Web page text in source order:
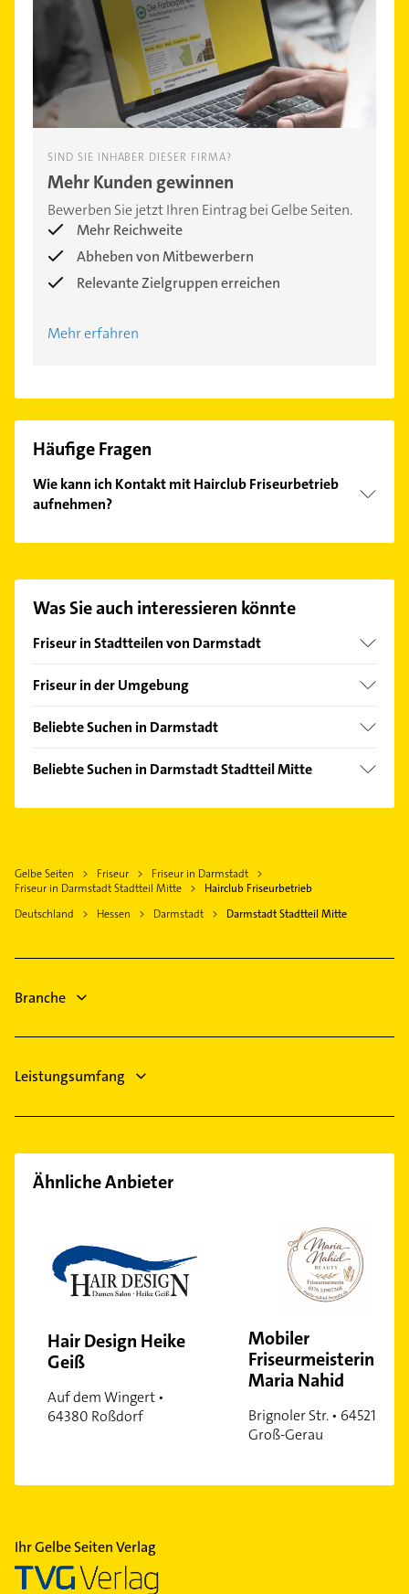
SIND SIE INHABER DIESER FIRMA?
Mehr Kunden gewinnen
Bewerben Sie jetzt Ihren Eintrag bei Gelbe Seiten.
Mehr Reichweite
Abheben von Mitbewerbern
Relevante Zielgruppen erreichen
Mehr erfahren
Häufige Fragen
Wie kann ich Kontakt mit Hairclub Friseurbetrieb
aufnehmen?
finden Sie alleKontaktdaten.
Was Sie auch interessieren könnte
Friseur in Stadtteilen von Darmstadt
Arheilgen
Eberstadt
Nord
Ost
Friseur in der Umgebung
Weiterstadt
Mühltal Hessen
Riedstadt
Seeheim-Jugenheim
Groß-Gerau
Beliebte Suchen in Darmstadt
Steuerberater
Dachdecker
Elektro Reparatur
Gartenbau & Landschaftsbau
Lüftungsanlagen
Heizungsbauer
Beliebte Suchen in Darmstadt Stadtteil Mitte
Phoniatrie
Elektriker
Bestatter
Heizung & Sanitär
Gelbe Seiten Friseur
Friseur in Darmstadt
Friseur in Darmstadt Stadtteil Mitte
Hairclub Friseurbetrieb
Deutschland
Hessen Darmstadt Darmstadt Stadtteil Mitte
Branche
Leistungsumfang
Ähnliche Anbieter
Hair Design Heike
Geiß
Auf dem Wingert •
64380 Roßdorf
Mobiler
Friseurmeisterin
Maria Nahid
Brignoler Str. • 64521
Groß-Gerau
Ihr Gelbe Seiten Verlag